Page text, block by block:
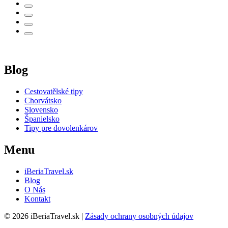
Blog
Cestovatělské tipy
Chorvátsko
Slovensko
Španielsko
Tipy pre dovolenkárov
Menu
iBeriaTravel.sk
Blog
O Nás
Kontakt
© 2026 iBeriaTravel.sk | Zásady ochrany osobných údajov